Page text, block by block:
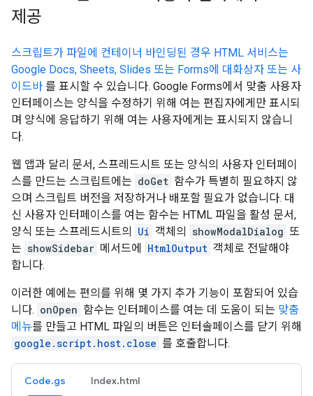
제공
스크립트가 파일에 컨테이너 바인딩된 경우 HTML 서비스는
Google Docs, Sheets, Slides 또는 Forms에 대화상자 또는 사
이드바 를 표시할 수 있습니다. Google Forms에서 맞춤 사용자
인터페이스는 양식을 수정하기 위해 여는 편집자에게만 표시되
며 양식에 응답하기 위해 여는 사용자에게는 표시되지 않습니
다.
웹 앱과 달리 문서, 스프레드시트 또는 양식의 사용자 인터페이
스를 만드는 스크립트에는 doGet 함수가 특별히 필요하지 않
으며 스크립트 버전을 저장하거나 배포할 필요가 없습니다. 대
신 사용자 인터페이스를 여는 함수는 HTML 파일을 활성 문서,
양식 또는 스프레드시트의
Ui 객체의 showModalDialog 또
는 showSidebar 메서드에 HtmlOutput 객체로 전달해야
합니다.
이러한 예에는 편의를 위해 몇 가지 추가 기능이 포함되어 있습
니다. onOpen 함수는 인터페이스를 여는 데 도움이 되는 맞춤
메뉴를 만들고 HTML 파일의 버튼은 인터솔페이스를 닫기 위해
google.script.host.close 를 호출합니다.
Code.gs Index.html